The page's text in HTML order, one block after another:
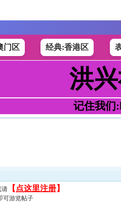
门区 经典:香港区
洪
记住我们
请 【 点这里注册】
可游览帖子